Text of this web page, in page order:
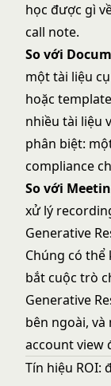
học được gì
call note.
So với
một tài liệu
hoặc
nhiều tài liệu
phân biệt:
compliance
So với
xử lý
Generative
Chúng có
bắt cuộc trò
Generative
bên ngoài,
account view
Tín hiệu ROI: